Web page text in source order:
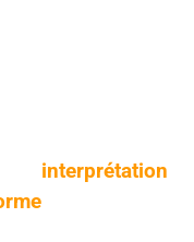
interprétation